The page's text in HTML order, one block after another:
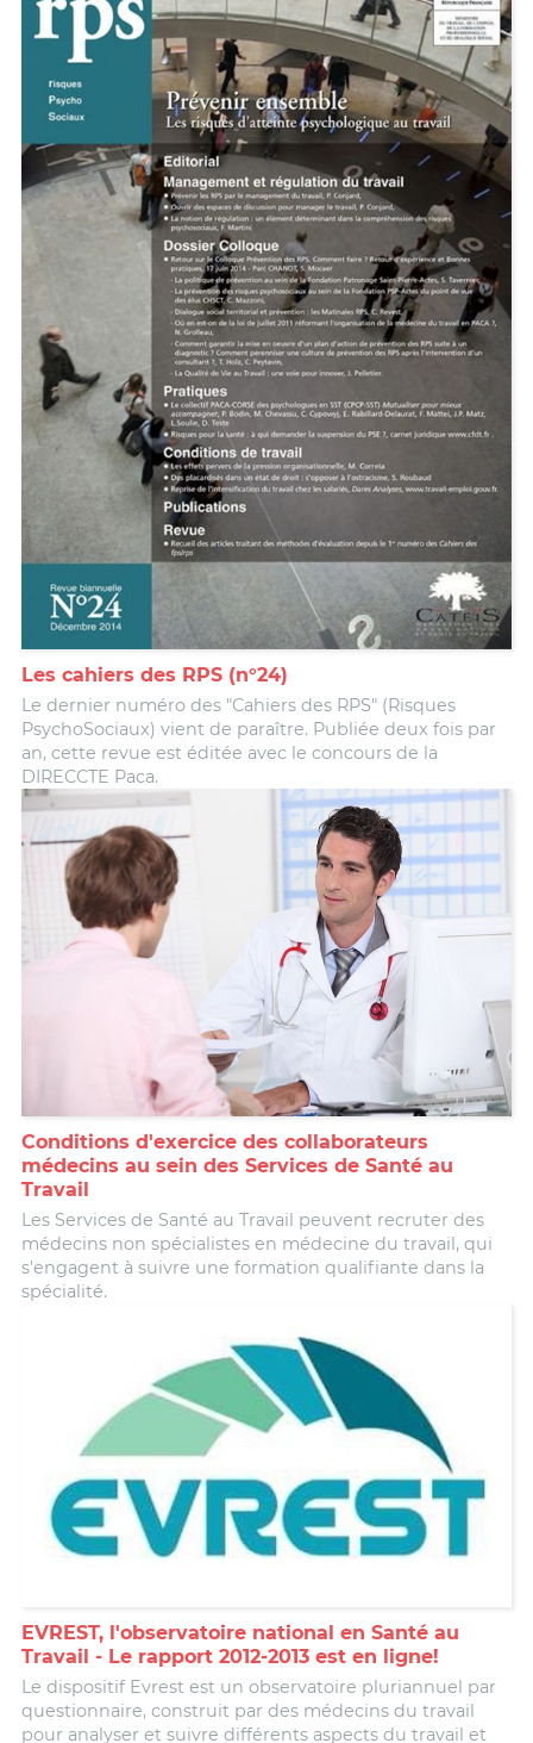
Les cahiers des RPS (n°24)
Le dernier numéro des "Cahiers des RPS" (Risques
PsychoSociaux) vient de paraître. Publiée deux fois par
an, cette revue est éditée avec le concours de la
DIRECCTE Paca.
Conditions d'exercice des collaborateurs
médecins au sein des Services de Santé au
Travail
Les Services de Santé au Travail peuvent recruter des
médecins non spécialistes en médecine du travail, qui
s'engagent à suivre une formation qualifiante dans la
spécialité.
EVREST, l'observatoire national en Santé au
Travail - Le rapport 2012-2013 est en ligne!
Le dispositif Evrest est un observatoire pluriannuel par
questionnaire, construit par des médecins du travail
pour analyser et suivre différents aspects du travail et